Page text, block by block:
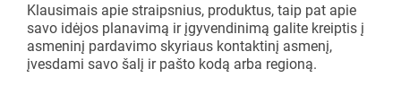
Papildomi priedai
Surinkimo linijos
Ritininiai transporteriai
Katalogas ir atsisiuntimo centras
Lean projekto pradžia
Klausimais apie straipsnius, produktus, taip pat apie
savo idėjos planavimą ir įgyvendinimą galite kreiptis į
asmeninį pardavimo skyriaus kontaktinį asmenį,
įvesdami savo šalį ir pašto kodą arba regioną.